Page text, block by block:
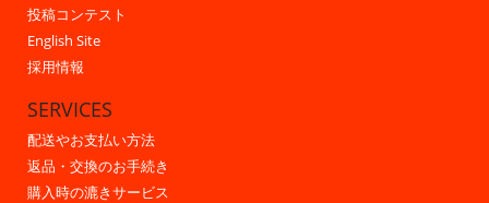
投稿コンテスト
English Site
採用情報
SERVICES
配送やお支払い方法
返品・交換のお手続き
購入時の漉きサービス